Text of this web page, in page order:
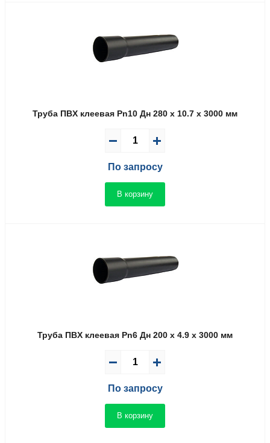
Труба ПВX клеевая Pn10 Дн 280 x 10.7 x 3000 мм
По запросу
В корзину
Труба ПВX клеевая Pn6 Дн 200 x 4.9 x 3000 мм
По запросу
В корзину